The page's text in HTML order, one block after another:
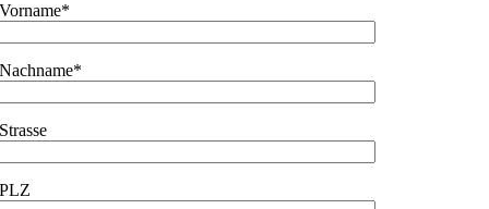
Vorname*
Nachname*
Strasse
PLZ